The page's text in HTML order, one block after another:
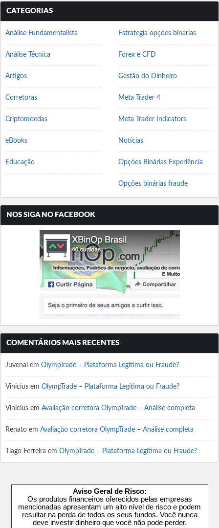
CATEGORIAS
Análise Fundamentalista
Análise Técnica
Artigos
Corretoras
Criptomoedas
eBooks
Educação
Estrategia opções binarias
Forex e CFD
Gestão do Dinheiro
Meta Trader 4
Meta Trader Indicators
Notícias
Opções Binárias Experiência
Opções binárias fraude
NOS SIGA NO FACEBOOK
COMENTÁRIOS MAIS RECENTES
Juvenal em OlympTrade – Plataforma Legítima ou Fraude?
Vinicius em OlympTrade – Plataforma Legítima ou Fraude?
Vinícius em Avaliação corretora OlympTrade – Análise completa
Renato em Avaliação corretora OlympTrade – Análise completa
Tiago Ferreira em OlympTrade – Plataforma Legítima ou Fraude?
Aviso Geral de Risco:
Os produtos financeiros oferecidos pelas empresas
mencionadas apresentam um alto nível de risco e podem
resultar na perda de todos os seus fundos. Você nunca
deve investir dinheiro que você não pode perder.